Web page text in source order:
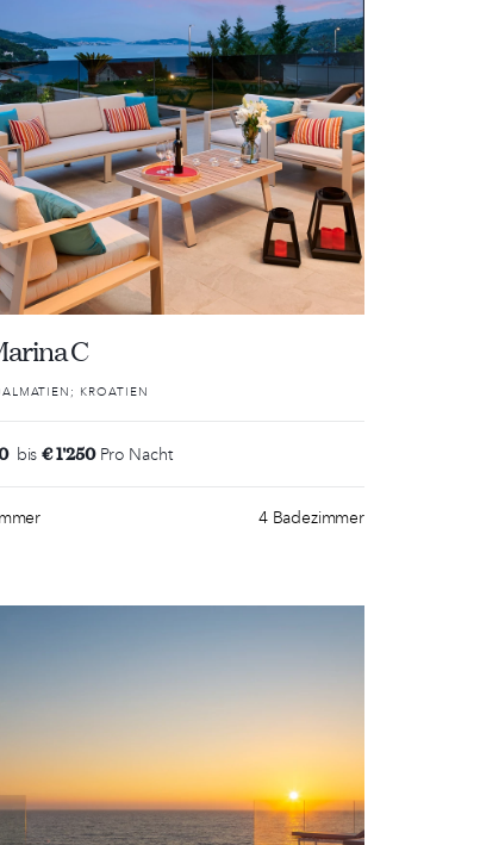
C
KROATIEN
bis€ 1'250Pro Nacht
4 Badezimmer